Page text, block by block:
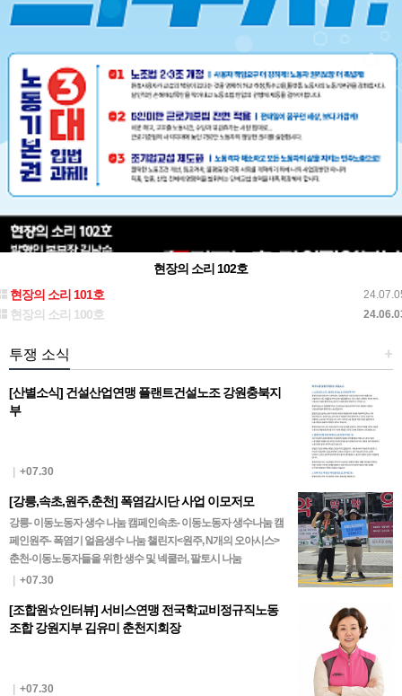
현장의 소리 102호
현장의 소리 101호
현장의 소리 100호
+
투쟁 소식
[산별소식] 건설산업연맹 플랜트건설노조 강원충북지
부
| +07.30
[강릉,속초,원주,춘천] 폭염감시단 사업 이모저모
강릉- 이동노동자 생수 나눔 캠페인속초- 이동노동자 생수나눔 캠
페인원주- 폭염기 얼음생수 나눔 챌린지<원주, N개의 오아시스>
춘천-이동노동자들을 위한 생수 및 넥쿨러, 팔토시 나눔
| +07.30
[조합원☆인터뷰] 서비스연맹 전국학교비정규직노동
조합 강원지부 김유미 춘천지회장
| +07.30